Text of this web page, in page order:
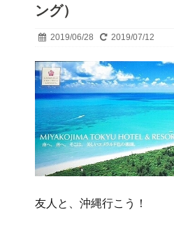
ング）
2019/06/28 2019/07/12
友人と、沖縄行こう！